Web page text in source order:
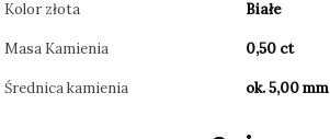
Kolor złota Białe
Masa Kamienia 0,50 ct
Średnica kamienia ok. 5,00 mm